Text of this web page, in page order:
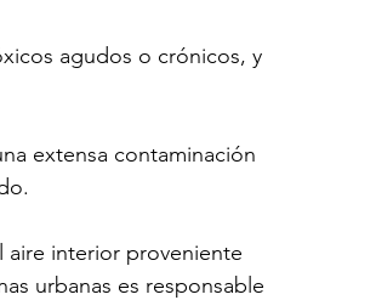
agudos o crónicos, y
extensa contaminación
aire interior proveniente
urbanas es responsable